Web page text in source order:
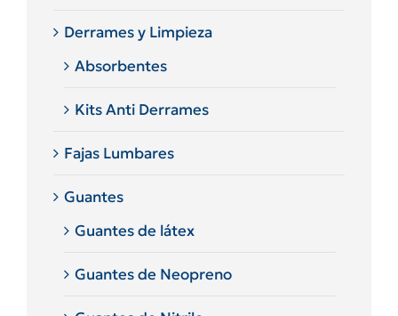
Derrames y Limpieza
Absorbentes
Kits Anti Derrames
Fajas Lumbares
Guantes
Guantes de látex
Guantes de Neopreno